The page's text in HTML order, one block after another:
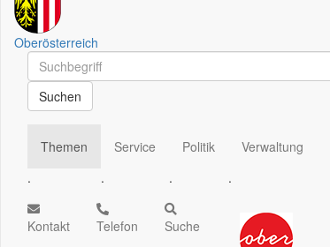
Oberösterreich
Schnellsuche
Schnellsuche
Suchen
Themen
.
Service
.
Politik
.
Verwaltung
.
Kontakt
Telefon
Suche